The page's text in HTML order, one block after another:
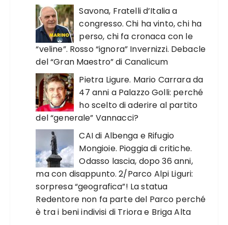
Savona, Fratelli d’Italia a
congresso. Chi ha vinto, chi ha
perso, chi fa cronaca con le
“veline”. Rosso “ignora” Invernizzi. Debacle
del “Gran Maestro” di Canalicum
Pietra Ligure. Mario Carrara da
47 anni a Palazzo Golli: perché
ho scelto di aderire al partito
del “generale” Vannacci?
CAI di Albenga e Rifugio
Mongioie. Pioggia di critiche.
Odasso lascia, dopo 36 anni,
ma con disappunto. 2/Parco Alpi Liguri:
sorpresa “geografica”! La statua
Redentore non fa parte del Parco perché
è tra i beni indivisi di Triora e Briga Alta